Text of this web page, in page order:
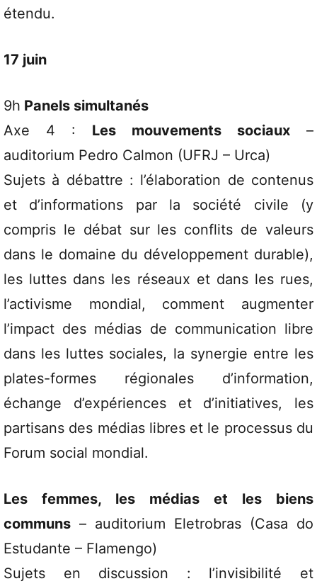
étendu.
17 juin
9h Panels simultanés
Axe 4 : Les mouvements sociaux–
auditorium Pedro Calmon (UFRJ – Urca)
Sujets à débattre : l’élaboration de contenus
et d’informations par la société civile (y
compris le débat sur les conflits de valeurs
dans le domaine du développement durable),
les luttes dans les réseaux et dans les rues,
l’activisme mondial, comment augmenter
l’impact des médias de communication libre
dans les luttes sociales, la synergie entre les
plates-formes régionales d’information,
échange d’expériences et d’initiatives, les
partisans des médias libres et le processus du
Forum social mondial.
Les femmes, les médias et les biens
communs – auditorium Eletrobras (Casa do
Estudante – Flamengo)
Sujets en discussion : l’invisibilité et